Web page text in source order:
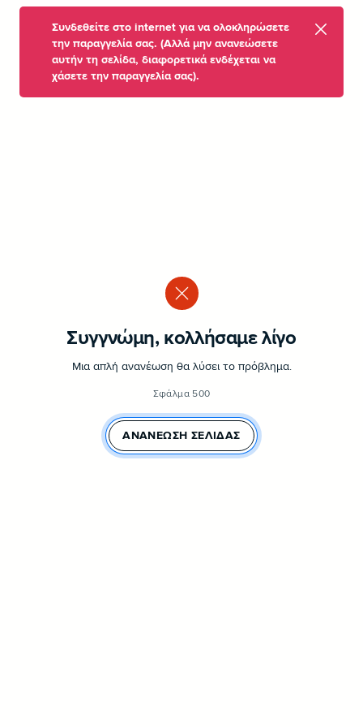
Συνδεθείτε στο internet για να ολοκληρώσετε
την παραγγελία σας. (Αλλά μην ανανεώσετε
αυτήν τη σελίδα, διαφορετικά ενδέχεται να
χάσετε την παραγγελία σας).
Συγγνώμη, κολλήσαμε λίγο
Μια απλή ανανέωση θα λύσει το πρόβλημα.
Σφάλμα 500
ΑΝΑΝΈΩΣΗ ΣΕΛΊΔΑΣ